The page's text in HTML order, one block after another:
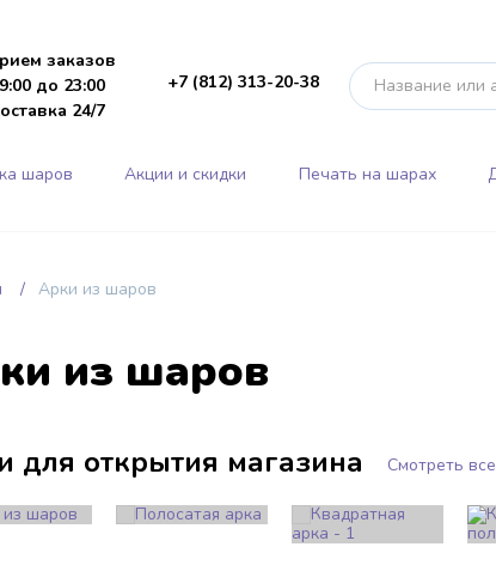
заказов
до 23:00
24/7
+7 (812) 313-20-38
шаров Акции и скидки Печать на шарах
Арки из шаров
из шаров
для открытия магазина Смотреть все